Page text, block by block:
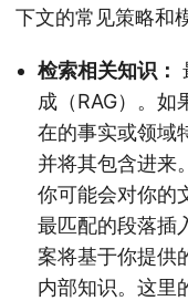
下文的常见策略和
检索相关知识：
成（RAG）。如
在的事实或领域
并将其包含进来
你可能会对你的
最匹配的段落插
案将基于你提供
内部知识。这里